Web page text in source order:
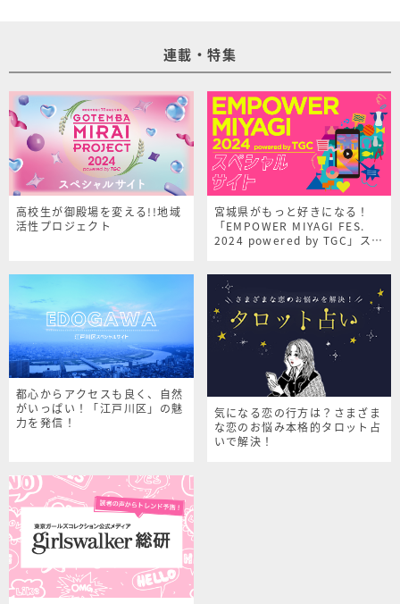
連載・特集
高校生が御殿場を変える!!地域
活性プロジェクト
宮城県がもっと好きになる！
「EMPOWER MIYAGI FES.
2024 powered by TGC」スペ
都心からアクセスも良く、自然
がいっぱい！「江戸川区」の魅
力を発信！
気になる恋の行方は？さまざま
な恋のお悩み本格的タロット占
いで解決！